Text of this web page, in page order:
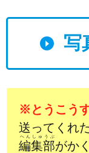
写
※とうこう
送ってくれ
編集部
へんしゅうぶ
がか